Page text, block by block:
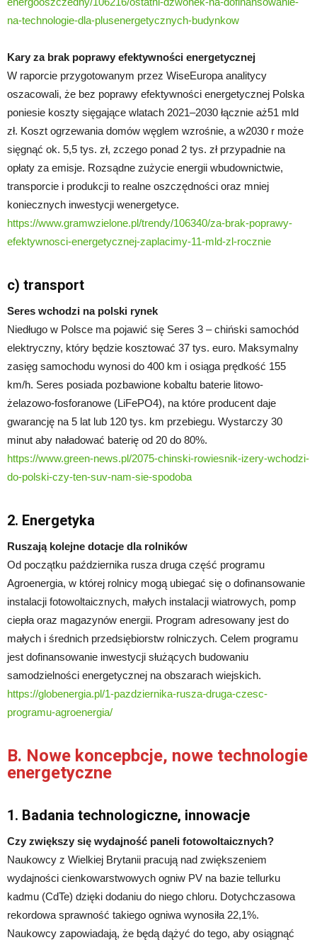
na-technologie-dla-plusenergetycznych-budynkow
Kary za brak poprawy efektywności energetycznej
W raporcie przygotowanym przez WiseEuropa analitycy
oszacowali, że bez poprawy efektywności energetycznej Polska
poniesie koszty sięgające wlatach 2021–2030 łącznie aż51 mld
zł. Koszt ogrzewania domów węglem wzrośnie, a w2030 r może
sięgnąć ok. 5,5 tys. zł, zczego ponad 2 tys. zł przypadnie na
opłaty za emisje. Rozsądne zużycie energii wbudownictwie,
transporcie i produkcji to realne oszczędności oraz mniej
koniecznych inwestycji wenergetyce.
https://www.gramwzielone.pl/trendy/106340/za-brak-poprawy-
efektywnosci-energetycznej-zaplacimy-11-mld-zl-rocznie
c) transport
Seres wchodzi na polski rynek
Niedługo w Polsce ma pojawić się Seres 3 – chiński samochód
elektryczny, który będzie kosztować 37 tys. euro. Maksymalny
zasięg samochodu wynosi do 400 km i osiąga prędkość 155
km/h. Seres posiada pozbawione kobaltu baterie litowo-
żelazowo-fosforanowe (LiFePO4), na które producent daje
gwarancję na 5 lat lub 120 tys. km przebiegu. Wystarczy 30
minut aby naładować baterię od 20 do 80%.
https://www.green-news.pl/2075-chinski-rowiesnik-izery-wchodzi-
do-polski-czy-ten-suv-nam-sie-spodoba
2. Energetyka
Ruszają kolejne dotacje dla rolników
Od początku października rusza druga część programu
Agroenergia, w której rolnicy mogą ubiegać się o dofinansowanie
instalacji fotowoltaicznych, małych instalacji wiatrowych, pomp
ciepła oraz magazynów energii. Program adresowany jest do
małych i średnich przedsiębiorstw rolniczych. Celem programu
jest dofinansowanie inwestycji służących budowaniu
samodzielności energetycznej na obszarach wiejskich.
https://globenergia.pl/1-pazdziernika-rusza-druga-czesc-
programu-agroenergia/
B. Nowe koncepbcje, nowe technologie
energetyczne
1. Badania technologiczne, innowacje
Czy zwiększy się wydajność paneli fotowoltaicznych?
Naukowcy z Wielkiej Brytanii pracują nad zwiększeniem
wydajności cienkowarstwowych ogniw PV na bazie tellurku
kadmu (CdTe) dzięki dodaniu do niego chloru. Dotychczasowa
rekordowa sprawność takiego ogniwa wynosiła 22,1%.
Naukowcy zapowiadają, że będą dążyć do tego, aby osiągnąć